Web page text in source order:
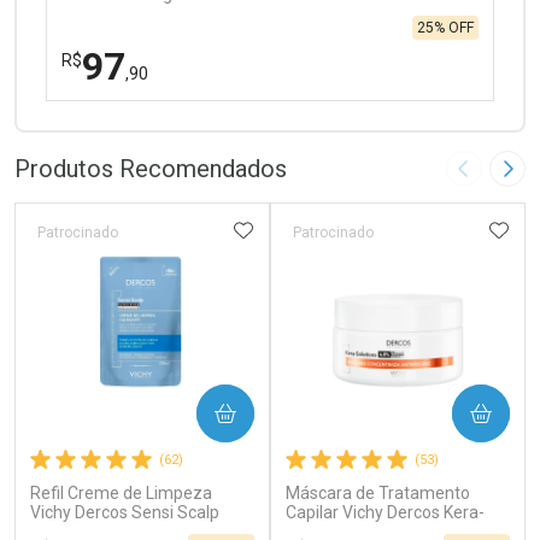
R$97,90
25% OFF
Laboratório
Ativar Desconto
Comprar sem Desconto
Por Menos
Comprar sem Desconto
Produtos Recomendados Imagem
(62)
Refil Creme de Limpeza
Vichy Dercos Sensi Scalp
Patrocinado ADICIONAR AOS FAVORITOS
COMPRAR
(53)
Máscara de Tratamento
Capilar Vichy Dercos Kera-
Solutions Ação Antifrizz
Patrocinado
COMPRAR